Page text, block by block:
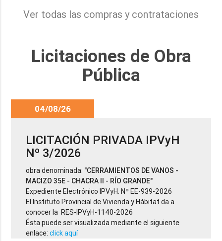
Ver todas las compras y contrataciones
Licitaciones de Obra
Pública
04/08/26
LICITACIÓN PRIVADA IPVyH
Nº 3/2026
obra denominada: "CERRAMIENTOS DE VANOS -
MACIZO 35E - CHACRA II - RÍO GRANDE"
Expediente Electrónico IPVyH. Nº EE-939-2026
El Instituto Provincial de Vivienda y Hábitat da a
conocer la RES-IPVyH-1140-2026
Ésta puede ser visualizada mediante el siguiente
enlace:click aquí